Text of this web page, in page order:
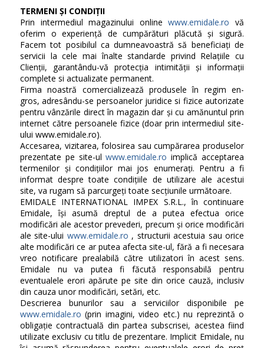
TERMENI ȘI CONDIȚII
Prin intermediul magazinului onlinewww.emidale.ro vă
oferim o experiență de cumpărături plăcută și sigură.
Facem tot posibilul ca dumneavoastră să beneficiați de
servicii la cele mai înalte standarde privind Relațiile cu
Clienții, garantându-vă protecția intimității și informații
complete si actualizate permanent.
Firma noastră comercializează produsele în regim en-
gros, adresându-se persoanelor juridice si fizice autorizate
pentru vânzările direct în magazin dar și cu amănuntul prin
internet către persoanele fizice (doar prin intermediul site-
ului www.emidale.ro).
Accesarea, vizitarea, folosirea sau cumpărarea produselor
prezentate pe site-ulwww.emidale.ro implică acceptarea
termenilor și condițiilor mai jos enumerați. Pentru a fi
informat despre toate condițiile de utilizare ale acestui
site, va rugam să parcurgeți toate secțiunile următoare.
EMIDALE INTERNATIONAL IMPEX S.R.L., în continuare
Emidale, își asumă dreptul de a putea efectua orice
modificări ale acestor prevederi, precum și orice modificări
ale site-ului www.emidale.ro , structurii acestuia sau orice
alte modificări ce ar putea afecta site-ul, fără a fi necesara
vreo notificare prealabilă către utilizatori în acest sens.
Emidale nu va putea fi făcută responsabilă pentru
eventualele erori apărute pe site din orice cauză, inclusiv
din cauza unor modificări, setări, etc.
Descrierea bunurilor sau a serviciilor disponibile pe
www.emidale.ro (prin imagini, video etc.) nu reprezintă o
obligație contractuală din partea subscrisei, acestea fiind
utilizate exclusiv cu titlu de prezentare. Implicit Emidale, nu